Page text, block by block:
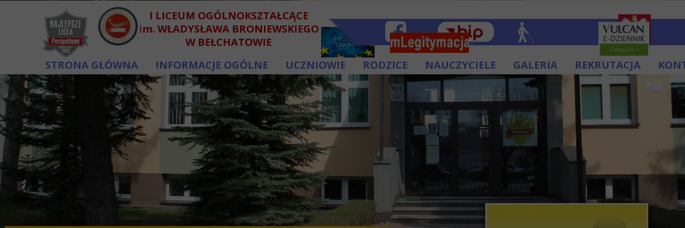
STRONA GŁÓWNA INFORMACJE OGÓLNE UCZNIOWIE RODZICE NAUCZYCIELE GALERIA REKRUTACJA
I LICEUM OGÓLNOKSZTAŁCĄCE
im. WŁADYSŁAWA BRONIEWSKIEGO
W BEŁCHATOWIE